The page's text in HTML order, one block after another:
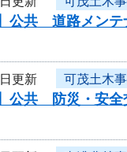
】公共 道路メン
更新 可茂土木
】公共 防災・安